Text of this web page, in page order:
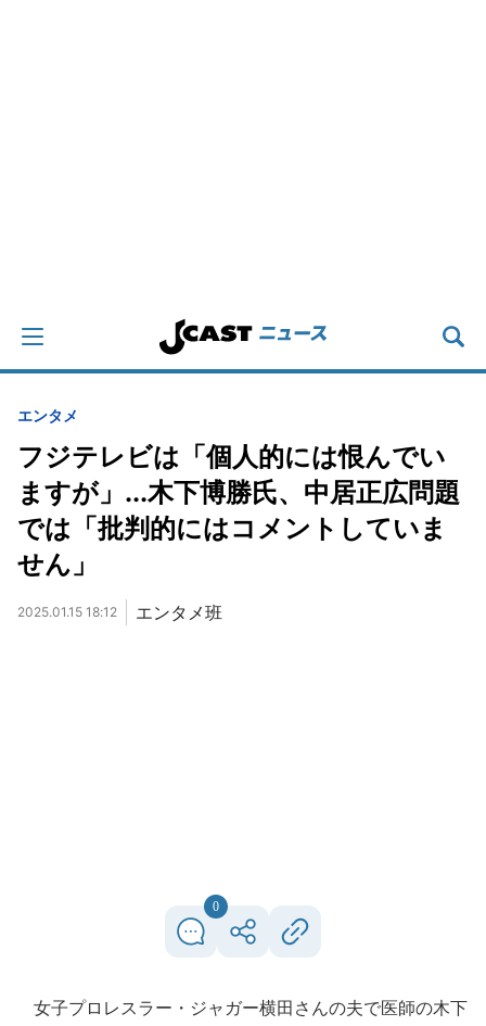
エンタメ
フジテレビは「個人的には恨んでい
ますが」...木下博勝氏、中居正広問題
では「批判的にはコメントしていま
せん」
2025.01.15 18:12 エンタメ班
0
女子プロレスラー・ジャガー横田さんの夫で医師の木下